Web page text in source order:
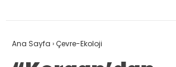
Ana Sayfa ›Çevre-Ekoloji